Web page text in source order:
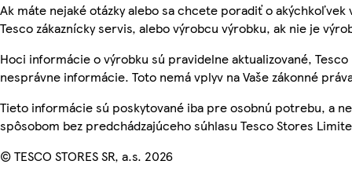
Ak máte nejaké otázky alebo sa chcete poradiť o akýchkoľvek
Tesco zákaznícky servis, alebo výrobcu výrobku, ak nie je
Hoci informácie o výrobku sú pravidelne aktualizované,
nesprávne informácie. Toto nemá vplyv na Vaše zákonné
Tieto informácie sú poskytované iba pre osobnú potrebu, a
spôsobom bez predchádzajúceho súhlasu Tesco Stores
© TESCO STORES SR, a.s. 2026